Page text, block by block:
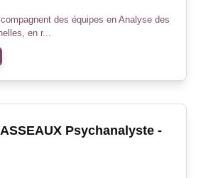
des équipes en Analyse des
en r...
Psychanalyste -